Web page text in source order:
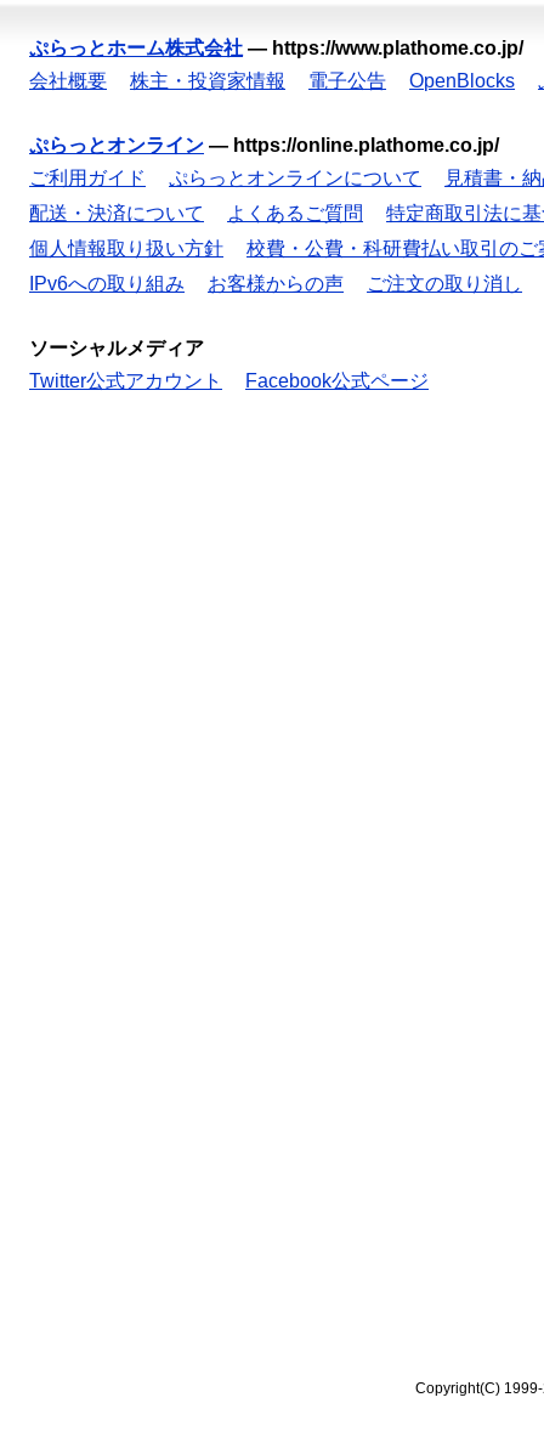
ぷらっとホーム株式会社 — https://www.plathome.co.jp/
会社概要
株主・投資家情報 電子公告 OpenBlocks
ぷらっとオンライン — https://online.plathome.co.jp/
ご利用ガイド
ぷらっとオンラインについて
見積書・
配送・決済について
よくあるご質問
特定商取引法に
個人情報取り扱い方針
校費・公費・科研費払い取引のご
IPv6への取り組み
お客様からの声 ご注文の取り消し
ソーシャルメディア
Twitter公式アカウント
Facebook公式ページ
Copyright(C)